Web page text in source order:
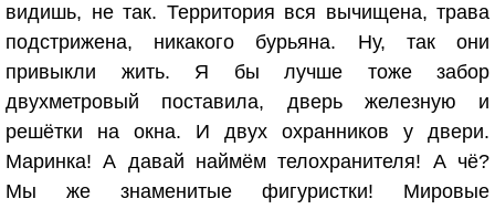
видишь, не так. Территория вся вычищена, трава
подстрижена, никакого бурьяна. Ну, так они
привыкли жить. Я бы лучше тоже забор
двухметровый поставила, дверь железную и
решётки на окна. И двух охранников у двери.
Маринка! А давай наймём телохранителя! А чё?
Мы же знаменитые фигуристки! Мировые